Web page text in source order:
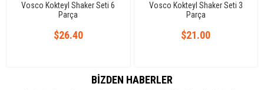
Vosco Kokteyl Shaker Seti 6
Parça
$26.40
Vosco Kokteyl Shaker Seti 3
Parça
$21.00
BIZDEN HABERLER